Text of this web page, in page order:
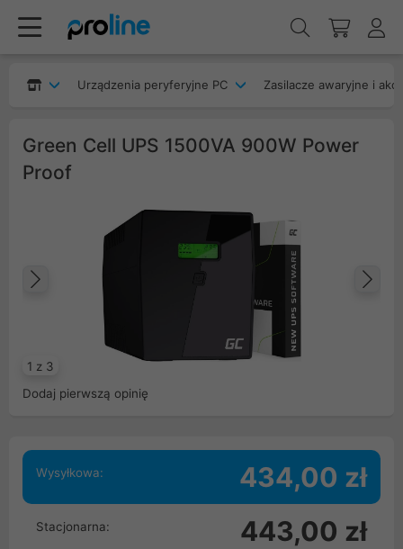
Urządzenia peryferyjne PC Zasilacze awaryjne i
Green Cell UPS 1500VA 900W Power
Proof
1 z 3
Poprzedni
Dodaj pierwszą opinię
Wysyłkowa: 434,00 zł
Stacjonarna: 443,00 zł